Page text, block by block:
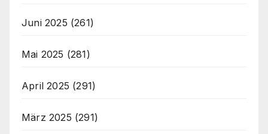
Juni 2025 (261)
Mai 2025 (281)
April 2025 (291)
März 2025 (291)